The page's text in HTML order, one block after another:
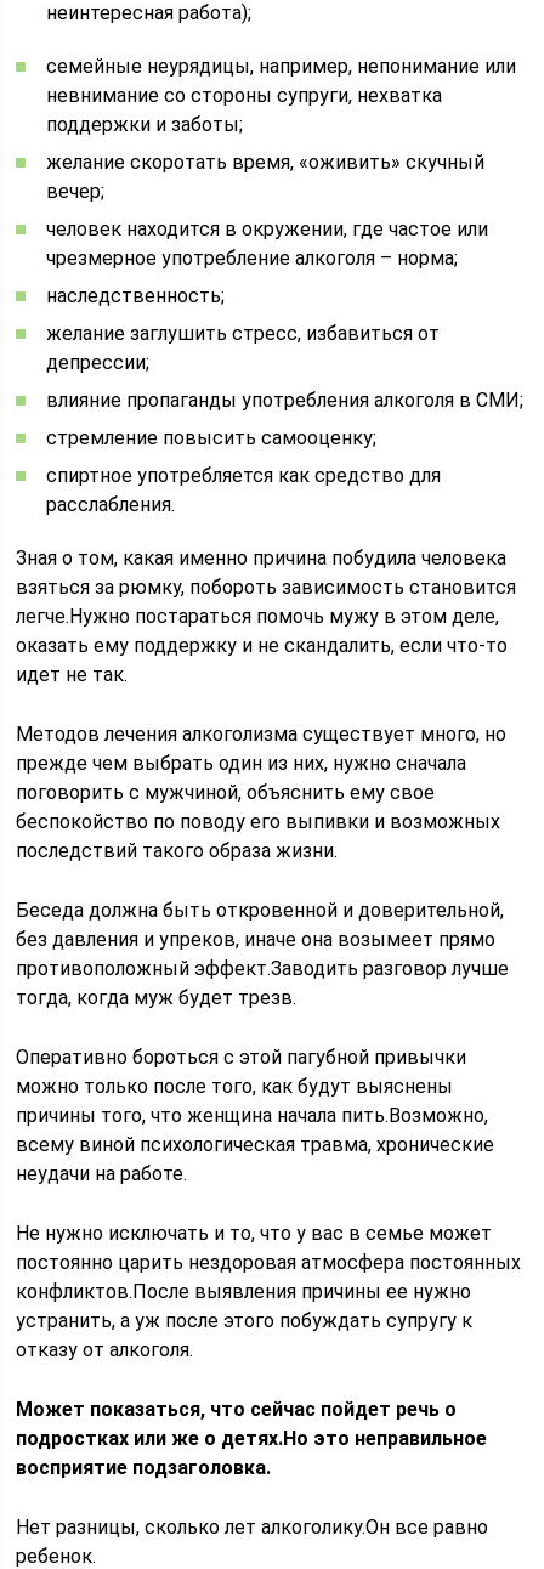
неинтересная работа);
семейные неурядицы, например, непонимание или
невнимание со стороны супруги, нехватка
поддержки и заботы;
желание скоротать время, «оживить» скучный
вечер;
человек находится в окружении, где частое или
чрезмерное употребление алкоголя – норма;
наследственность;
желание заглушить стресс, избавиться от
депрессии;
влияние пропаганды употребления алкоголя в СМИ;
стремление повысить самооценку;
спиртное употребляется как средство для
расслабления.
Зная о том, какая именно причина побудила человека
взяться за рюмку, побороть зависимость становится
легче.Нужно постараться помочь мужу в этом деле,
оказать ему поддержку и не скандалить, если что-то
идет не так.
Методов лечения алкоголизма существует много, но
прежде чем выбрать один из них, нужно сначала
поговорить с мужчиной, объяснить ему свое
беспокойство по поводу его выпивки и возможных
последствий такого образа жизни.
Беседа должна быть откровенной и доверительной,
без давления и упреков, иначе она возымеет прямо
противоположный эффект.Заводить разговор лучше
тогда, когда муж будет трезв.
Оперативно бороться с этой пагубной привычки
можно только после того, как будут выяснены
причины того, что женщина начала пить.Возможно,
всему виной психологическая травма, хронические
неудачи на работе.
Не нужно исключать и то, что у вас в семье может
постоянно царить нездоровая атмосфера постоянных
конфликтов.После выявления причины ее нужно
устранить, а уж после этого побуждать супругу к
отказу от алкоголя.
Может показаться, что сейчас пойдет речь о
подростках или же о детях.Но это неправильное
восприятие подзаголовка.
Нет разницы, сколько лет алкоголику.Он все равно
ребенок.